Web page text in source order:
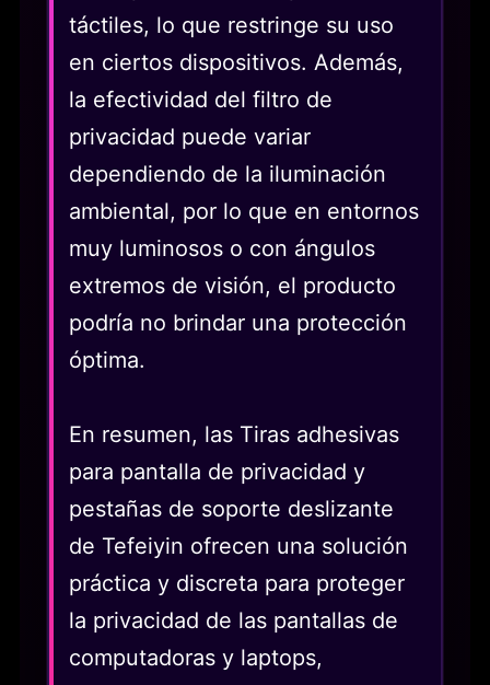
táctiles, lo que restringe su uso
en ciertos dispositivos. Además,
la efectividad del filtro de
privacidad puede variar
dependiendo de la iluminación
ambiental, por lo que en entornos
muy luminosos o con ángulos
extremos de visión, el producto
podría no brindar una protección
óptima.
En resumen, las Tiras adhesivas
para pantalla de privacidad y
pestañas de soporte deslizante
de Tefeiyin ofrecen una solución
práctica y discreta para proteger
la privacidad de las pantallas de
computadoras y laptops,